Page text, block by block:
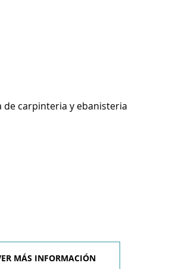
de carpinteria y ebanisteria
MÁS INFORMACIÓN